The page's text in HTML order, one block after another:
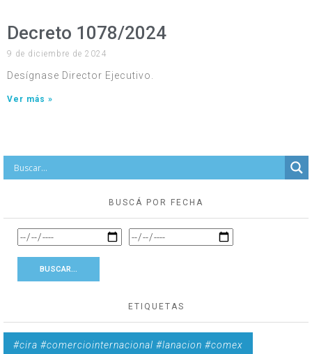
Decreto 1078/2024
9 de diciembre de 2024
Desígnase Director Ejecutivo.
Ver más »
BUSCÁ POR FECHA
ETIQUETAS
#cira #comerciointernacional #lanacion #comex